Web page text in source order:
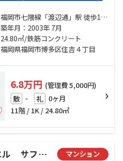
福岡市七隈線「渡辺通」駅 徒歩10
分 西鉄大牟田線「薬院」駅 徒歩13
分 福岡市七隈線「天神南」駅 徒歩
17分
築年月：2003年 7月
24.80㎡/鉄筋コンクリート
福岡県福岡市博多区住吉４丁目
6.8万円 (管理費 5,000円)
敷 - 礼 0ヶ月
11階 / 1K / 24.80㎡
サヴォイ ラ・ピエル サフィール マンション